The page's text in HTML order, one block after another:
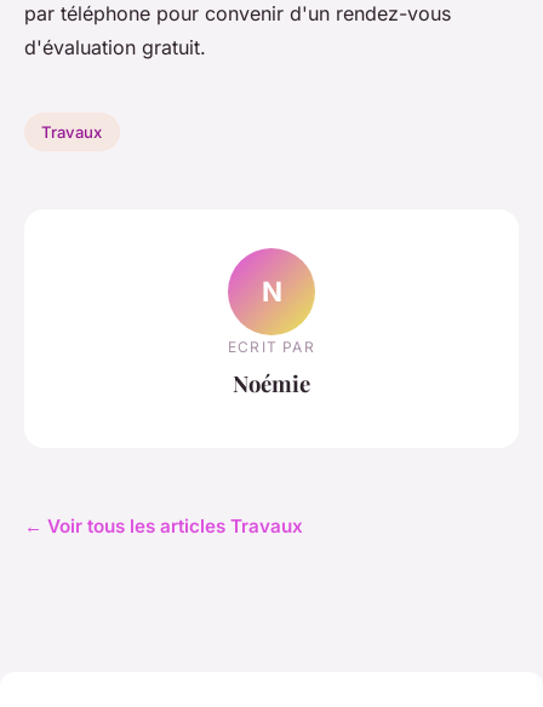
par téléphone pour convenir d'un rendez-vous
d'évaluation gratuit.
Travaux
N
ECRIT PAR
Noémie
← Voir tous les articles Travaux